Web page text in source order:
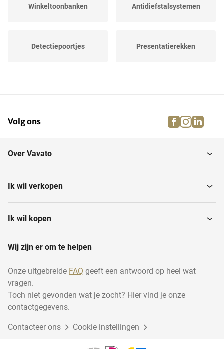
Winkeltoonbanken Antidiefstalsystemen
Detectiepoortjes Presentatierekken
Pinautomaten Partij kleding
Kledingrekken
Winkelstellingen Stapelmanden
Volg ons facebook
Over Vavato
Ik wil verkopen
Ik wil kopen
Wij zijn er om te helpen
Onze uitgebreide FAQ geeft een antwoord op heel wat
vragen.
Toch niet gevonden wat je zocht? Hier vind je onze
contactgegevens.
Contacteer ons Cookie instellingen